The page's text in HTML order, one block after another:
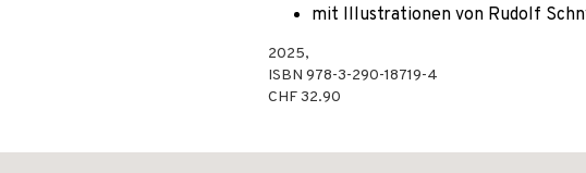
mit Illustrationen von Rudolf
2025,
ISBN 978-3-290-18719-4
CHF 32.90